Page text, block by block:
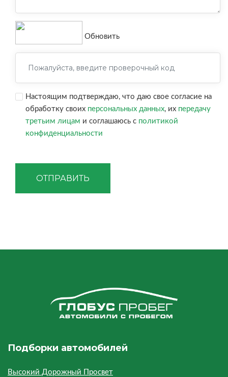
Обновить
Настоящим подтверждаю, что даю свое согласие на
обработку своих персональных данных, их передачу
третьим лицам и соглашаюсь с политикой
конфиденциальности
ОТПРАВИТЬ
Подборки автомобилей
Высокий Дорожный Просвет